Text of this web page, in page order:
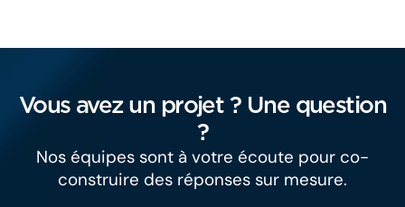
Vous avez un projet ? Une question
?
Nos équipes sont à votre écoute pour co-
construire des réponses sur mesure.